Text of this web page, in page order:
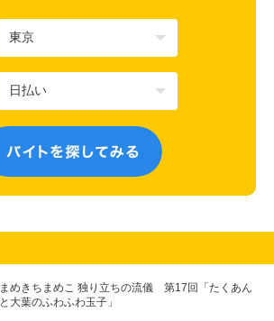
まめきちまめこ 独り立ちの流儀 第17回「たくあん
と大葉のふわふわ玉子」